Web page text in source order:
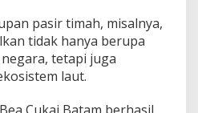
pasir timah, misalnya,
tidak hanya berupa
tetapi juga
laut.